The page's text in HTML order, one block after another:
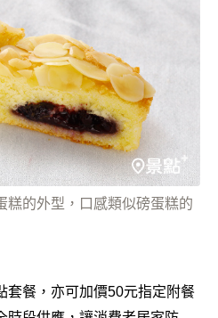
糕的外型，口感類似磅蛋糕的
套餐，亦可加價50元指定附餐